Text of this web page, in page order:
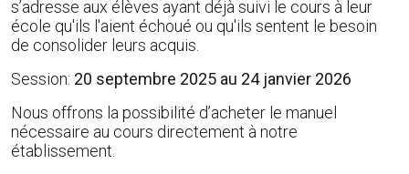
s’adresse aux élèves ayant déjà suivi le cours à leur
école qu'ils l'aient échoué ou qu'ils sentent le besoin
de consolider leurs acquis.
Session: 20 septembre 2025 au 24 janvier 2026
Nous offrons la possibilité d’acheter le manuel
nécessaire au cours directement à notre
établissement.